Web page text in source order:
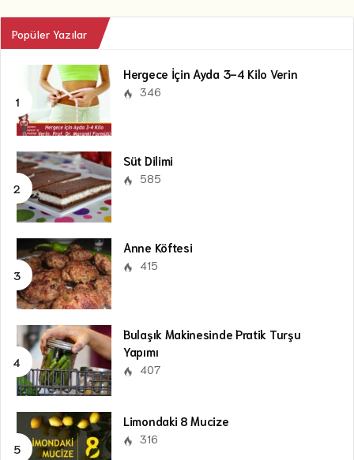
Popüler Yazılar
Hergece İçin Ayda 3-4 Kilo Verin
346
Süt Dilimi
585
Anne Köftesi
415
Bulaşık Makinesinde Pratik Turşu
Yapımı
407
Limondaki 8 Mucize
316